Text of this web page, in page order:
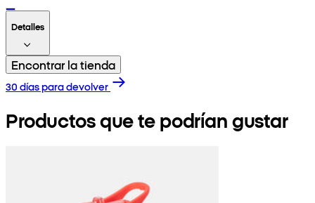
Detalles
Encontrar la tienda
30 días para devolver
Productos que te podrían gustar